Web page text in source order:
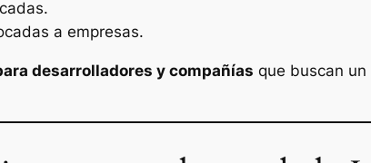
a empresas.
desarrolladores y compañías que buscan